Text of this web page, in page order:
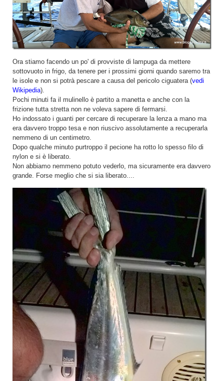
Ora stiamo facendo un po' di provviste di lampuga da mettere
sottovuoto in frigo, da tenere per i prossimi giorni quando saremo tra
le isole e non si potrà pescare a causa del pericolo ciguatera (vedi
Wikipedia).
Pochi minuti fa il mulinello è partito a manetta e anche con la
frizione tutta stretta non ne voleva sapere di fermarsi.
Ho indossato i guanti per cercare di recuperare la lenza a mano ma
era davvero troppo tesa e non riuscivo assolutamente a recuperarla
nemmeno di un centimetro.
Dopo qualche minuto purtroppo il pecione ha rotto lo spesso filo di
nylon e si è liberato.
Non abbiamo nemmeno potuto vederlo, ma sicuramente era davvero
grande. Forse meglio che si sia liberato....